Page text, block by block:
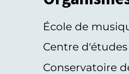
École de
Centre
Conservatoire